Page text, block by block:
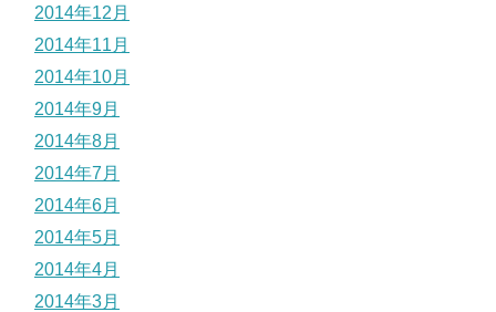
2014年12月
2014年11月
2014年10月
2014年9月
2014年8月
2014年7月
2014年6月
2014年5月
2014年4月
2014年3月